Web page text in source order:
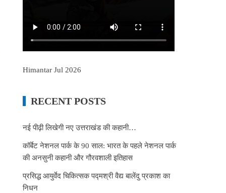
Himantar Jul 2026
RECENT POSTS
नई पीढ़ी लिखेगी नए उत्तराखंड की कहानी…
कॉर्बेट नेशनल पार्क के 90 साल: भारत के पहले नेशनल पार्क
की अनसुनी कहानी और गौरवशाली इतिहास
प्रसिद्ध आयुर्वेद चिकित्सक पद्मश्री वैद्य बालेंदु प्रकाश का
निधन